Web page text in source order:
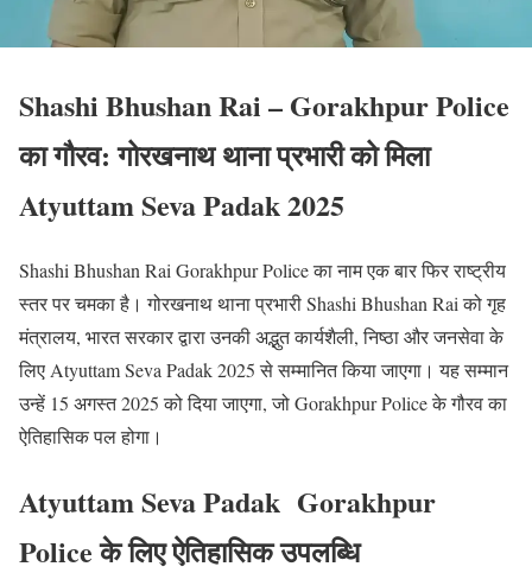
Shashi Bhushan Rai – Gorakhpur Police
का गौरव: गोरखनाथ थाना प्रभारी को मिला
Atyuttam Seva Padak 2025
Shashi Bhushan Rai Gorakhpur Police का नाम एक बार फिर राष्ट्रीय
स्तर पर चमका है। गोरखनाथ थाना प्रभारी Shashi Bhushan Rai को गृह
मंत्रालय, भारत सरकार द्वारा उनकी अद्भुत कार्यशैली, निष्ठा और जनसेवा के
लिए Atyuttam Seva Padak 2025 से सम्मानित किया जाएगा। यह सम्मान
उन्हें 15 अगस्त 2025 को दिया जाएगा, जो Gorakhpur Police के गौरव का
ऐतिहासिक पल होगा।
Atyuttam Seva Padak Gorakhpur
Police के लिए ऐतिहासिक उपलब्धि